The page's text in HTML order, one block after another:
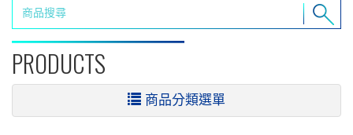
PRODUCTS
商品分類選單